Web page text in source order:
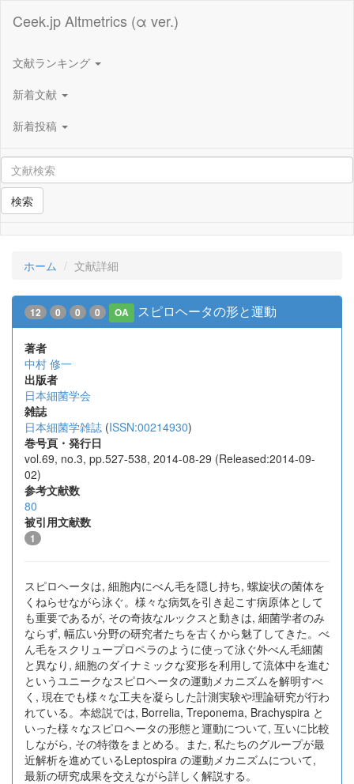
Ceek.jp Altmetrics (α ver.)
文献ランキング
新着文献
新着投稿
検索
ホーム 文献詳細
12 0 0 0 OA スピロヘータの形と運動
著者
中村 修一
出版者
日本細菌学会
雑誌
日本細菌学雑誌 (ISSN:00214930)
巻号頁・発行日
vol.69, no.3, pp.527-538, 2014-08-29 (Released:2014-09-
02)
参考文献数
80
被引用文献数
1
スピロヘータは, 細胞内にべん毛を隠し持ち, 螺旋状の菌体を
くねらせながら泳ぐ。様々な病気を引き起こす病原体として
も重要であるが, その奇抜なルックスと動きは, 細菌学者のみ
ならず, 幅広い分野の研究者たちを古くから魅了してきた。べ
ん毛をスクリュープロペラのように使って泳ぐ外べん毛細菌
と異なり, 細胞のダイナミックな変形を利用して流体中を進む
というユニークなスピロヘータの運動メカニズムを解明すべ
く, 現在でも様々な工夫を凝らした計測実験や理論研究が行わ
れている。本総説では, Borrelia, Treponema, Brachyspira と
いった様々なスピロヘータの形態と運動について, 互いに比較
しながら, その特徴をまとめる。また, 私たちのグループが最
近解析を進めているLeptospira の運動メカニズムについて,
最新の研究成果を交えながら詳しく解説する。